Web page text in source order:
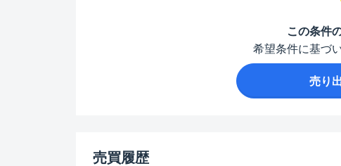
この条件
希望条件に基づ
売り
売買履歴